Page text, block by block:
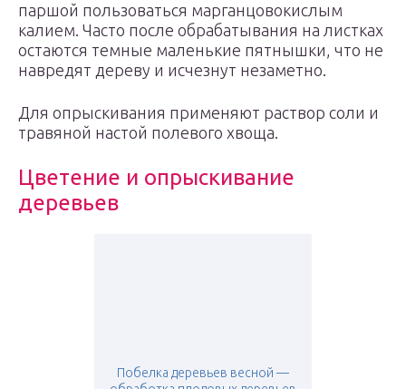
паршой пользоваться марганцовокислым
калием. Часто после обрабатывания на листках
остаются темные маленькие пятнышки, что не
навредят дереву и исчезнут незаметно.
Для опрыскивания применяют раствор соли и
травяной настой полевого хвоща.
Цветение и опрыскивание
деревьев
Побелка деревьев весной —